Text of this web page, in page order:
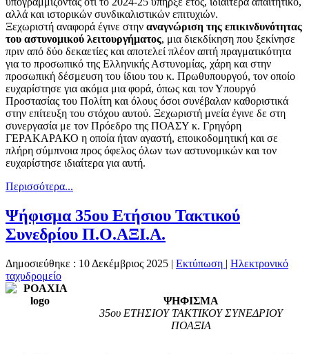
αλλά και ιστορικών συνδικαλιστικών επιτυχιών.
Ξεχωριστή αναφορά έγινε στην αναγνώριση της επικινδυνότητας
του αστυνομικού λειτουργήματος, μια διεκδίκηση που ξεκίνησε
πριν από δύο δεκαετίες και αποτελεί πλέον απτή πραγματικότητα
για το προσωπικό της Ελληνικής Αστυνομίας, χάρη και στην
προσωπική δέσμευση του ίδιου του κ. Πρωθυπουργού, τον οποίο
ευχαρίστησε για ακόμα μια φορά, όπως και τον Υπουργό
Προστασίας του Πολίτη και όλους όσοι συνέβαλαν καθοριστικά
στην επίτευξη του στόχου αυτού. Ξεχωριστή μνεία έγινε δε στη
συνεργασία με τον Πρόεδρο της ΠΟΑΣΥ κ. Γρηγόρη
ΓΕΡΑΚΑΡΑΚΟ η οποία ήταν αγαστή, εποικοδομητική και σε
πλήρη σύμπνοια προς όφελος όλων των αστυνομικών και τον
ευχαρίστησε ιδιαίτερα για αυτή.
Περισσότερα...
Ψήφισμα 35ου Ετήσιου Τακτικού
Συνεδρίου Π.Ο.ΑΞΙ.Α.
Δημοσιεύθηκε : 10 Δεκέμβριος 2025 | Εκτύπωση | Ηλεκτρονικό
ταχυδρομείο
ΨΗΦΙΣΜΑ
35ου ΕΤΗΣΙΟΥ ΤΑΚΤΙΚΟΥ ΣΥΝΕΔΡΙΟΥ
ΠΟΑΞΙΑ